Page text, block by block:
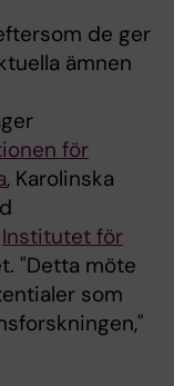
de ger
ämnen
för
, Karolinska
Institutet för
"Detta möte
som